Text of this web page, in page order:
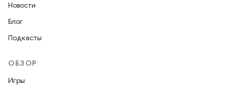
Новости
Блог
Подкасты
ОБЗОР
Игры